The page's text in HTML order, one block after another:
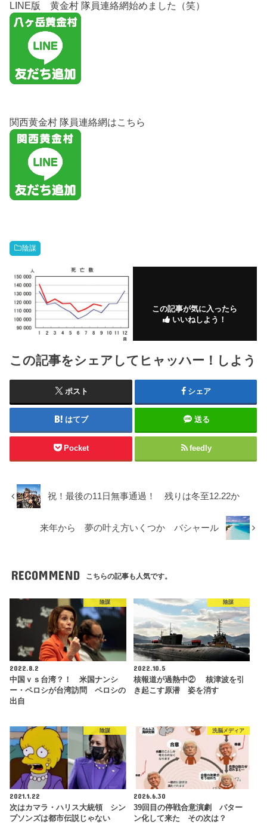
LINE版 黄金村 隊員連絡網始めました（笑）
関西黄金村 隊員連絡網はこちら
陰謀
この記事が気に入ったら
いいねしよう！
この記事をシェアしてヒャッハー！しよう
ポスト シェア
はてブ 送る
Pocket feedly
祝！最後の11日無事通過！ 残りは冬至12.22か
来年から 夢の叶え方いくつか バシャール
RECOMMEND こちらの記事も人気です。
陰謀
2022.8.2
中国ｖｓ台湾？！ 米国ナンシ
ー・ペロシが台湾訪問 ペロシの
出自
陰謀
2022.10.5
核報道が過熱中② 核津波を引
き起こす原潜 姿を消す
陰謀
2021.1.22
次はカマラ・ハリス大統領 シン
プソンズは都市伝説じゃない
洗脳メディア
2026.6.30
39回目の停戦合意演劇 パター
ン化して来た その次は？